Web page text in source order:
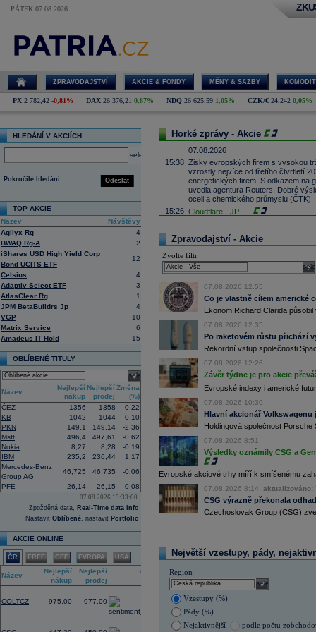
PÁTEK 07.08.2026
ZPRAVODAJSTVÍ AKCIE & FONDY MĚNY & SAZBY
PX 2 782,42 -0,81% DAX 26 376,21 0,87% NDQ 26 625,59 1,05% CZK/€ 24,242 0,05%
HLEDÁNÍ V AKCIÍCH
select
Odeslat
Pokročilé hledání
TOP AKCIE
Název
Návštěvy
Agilyx Rg
4
BWAQ Rg-A
2
iShares USD High Yield Corp
Bond UCITS ETF
12
Celsius
4
Adaptiv Select ETF
3
AtlasClear Rg
1
JPM BetaBuildrs Jp
4
VGP
10
Matrix Service
6
Amadeus IT Hold
15
OBLÍBENÉ TITULY
select
Název
Nejlepší
nákup
Nejlepší
prodej
Změna
(%)
ČEZ
1356 1358
-0,22
KB
1042 1044
-0,10
PKN
149,1 149,14
-2,36
Msft
496,4 497,61
-0,62
Nokia
8,27 8,28
-0,19
IBM
235,2 236,44
1,17
Mercedes-Benz
Group AG
46,725 46,735
-0,06
PFE
26,14 26,15 -0,08
07.08.2026 15:33:00
Zpožděná data, Real-Time data info
Nastavit Oblíbené, nastavit Portfolio
AKCIE ONLINE
ČR FREE CEE EVROPA USA
Název
Nejlepší
nákup
Nejlepší
prodej
Změna
COLTCZ 975,00 977,00
Horké zprávy - Akcie
07.08.2026
15:38 Zisky evropských firem s vysokou
vzrostly nejvíce od třetího čtvrtletí
energetických firem. S odkazem na
uvedla agentura Reuters. Dobré
oceli a chemického průmyslu (ČTK)
15:26 Cloudflare - JP......
14:49 Airbnb -JP Mor......
14:24
13:59 DHL - Bernstein...
13:44 BAE Systems - M...
13:04 Jedna z největších světových
procent v novém provozovateli
Nový společný podnik založí s
Bestsport O2 arenu a O2
investiční společnost, PPF dosud
Akciové podílové fondy za prvních
procenta, smíšené fondy 4,4
akciové fondy podle indexu
procenta a dluhopisové fondy 2,5
11:43
Novo Nordisk -...
11:27 Jedna z největších světových
procent v novém provozovateli
Nový společný podnik založí s
Bestsport O2 arenu a O2
investiční společnost, PPF dosud
11:16 Porsche SE , která je hlavním
se v pololetí propadla do čisté ztráty
Zároveň automobilkuVolkswagen
konkurenceschopnosti (ČTK)
11:02 Italy's Prysmia ...
10:51 EasyJet-JP Mo......
10:28 BP -HSBCsnižu......
10:13 Ahold Delhaize...
8:43 Porsche reportovalo za první
zisku 338 mil.EUR(Bloomberg)
8:37 Akcie Fujifilm klesají o více než 18
listing této části(Bloomberg)
Zpravodajství - Akcie
Zvolte filtr
07.08.2026 12:55
Co je vlastně cílem americké
Ekonom Richard Clarida
07.08.2026 12:35
Po raketovém růstu přichází
Rekordní vstup společnosti
07.08.2026 12:26
Závěr týdne je pro akcie
Evropské indexy i americké
07.08.2026 10:30
Hlavní akcionář
Holdingová společnost
07.08.2026 8:51
Výsledky oznámily CSG a
Evropské akciové trhy míří k smíšenému
07.08.2026 8:14, aktualizováno:
CSG výrazně překonala
Czechoslovak Group (CSG)
Největší vzestupy, pády,
Region
select
Vzestupy (%)
Pády (%)
Nejaktivnější
podle počtu